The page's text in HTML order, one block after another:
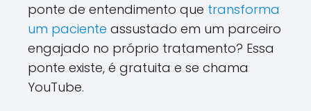
ponte de entendimento que transforma
um paciente assustado em um parceiro
engajado no próprio tratamento? Essa
ponte existe, é gratuita e se chama
YouTube.